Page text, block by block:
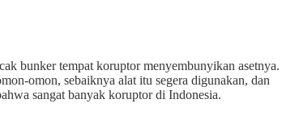
bunker tempat koruptor menyembunyikan asetnya.
omon, sebaiknya alat itu segera digunakan, dan
sangat banyak koruptor di Indonesia.